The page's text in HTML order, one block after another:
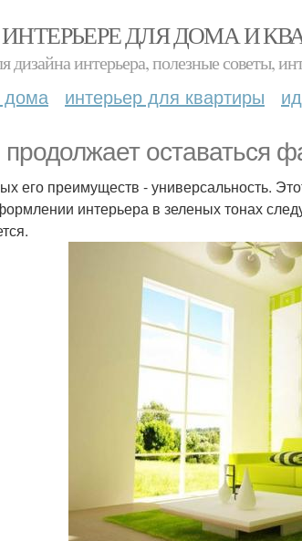
ДЛЯ ДОМА И
дизайна интерьера, полезные советы,
дома интерьер для квартиры
оставаться
его преимуществ - универсальность.
интерьера в зеленых тонах